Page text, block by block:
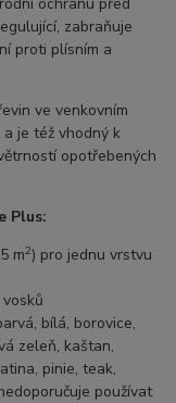
zabraňuje
proti plísním a
ve venkovním
je též vhodný k
opotřebených
Plus:
m2) pro jednu vrstvu
bílá, borovice,
zeleň, kaštan,
pinie, teak,
používat